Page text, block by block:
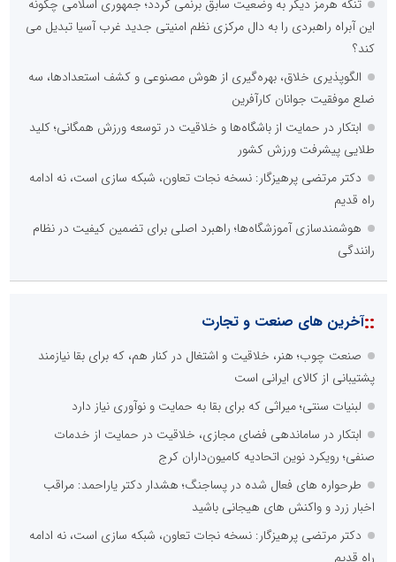
تنگه هرمز دیگر به وضعیت سابق برنمی گردد؛ جمهوری اسلامی چگونه
این آبراه راهبردی را به دال مرکزی نظم امنیتی جدید غرب آسیا تبدیل می
کند؟
الگوپذیری خلاق، بهره‌گیری از هوش مصنوعی و کشف استعدادها، سه
ضلع موفقیت جوانان کارآفرین
ابتکار در حمایت از باشگاه‌ها و خلاقیت در توسعه ورزش همگانی؛ کلید
طلایی پیشرفت ورزش کشور
دکتر مرتضی پرهیزگار: نسخه نجات تعاون، شبکه سازی است، نه ادامه
راه قدیم
هوشمندسازی آموزشگاه‌ها؛ راهبرد اصلی برای تضمین کیفیت در نظام
رانندگی
::آخرین های صنعت و تجارت
صنعت چوب؛ هنر، خلاقیت و اشتغال در کنار هم، که برای بقا نیازمند
پشتیبانی از کالای ایرانی است
لبنیات سنتی؛ میراثی که برای بقا به حمایت و نوآوری نیاز دارد
ابتکار در ساماندهی فضای مجازی، خلاقیت در حمایت از خدمات
صنفی؛ رویکرد نوین اتحادیه کامیون‌داران کرج
طرحواره های فعال شده در پساجنگ؛ هشدار دکتر یاراحمد: مراقب
اخبار زرد و واکنش های هیجانی باشید
دکتر مرتضی پرهیزگار: نسخه نجات تعاون، شبکه سازی است، نه ادامه
راه قدیم